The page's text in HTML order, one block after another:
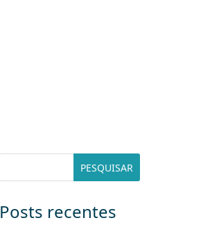
Posts recentes